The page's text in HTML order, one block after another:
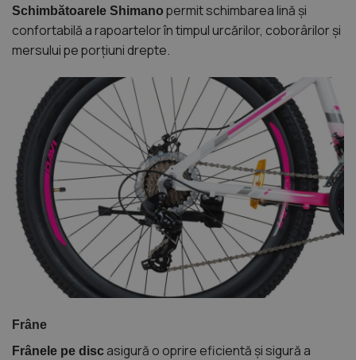
Schimbătoarele Shimano permit schimbarea lină și
confortabilă a rapoartelor în timpul urcărilor, coborârilor și
mersului pe porțiuni drepte.
Frâne
Frânele pe disc asigură o oprire eficientă și sigură a